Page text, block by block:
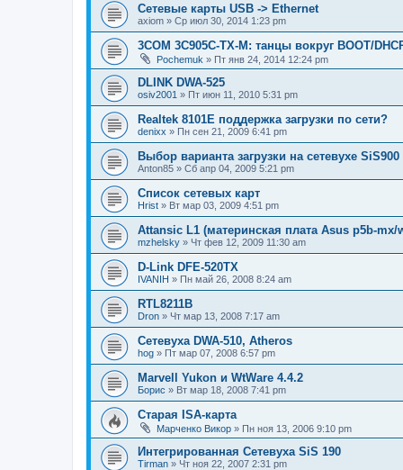
Cетевые карты USB -> Ethernet
axiom » Ср июл 30, 2014 1:23 pm
3COM 3C905C-TX-M: танцы вокруг BOOT/
Pochemuk » Пт янв 24, 2014 12:24 pm
DLINK DWA-525
osiv2001 » Пт июн 11, 2010 5:31 pm
Realtek 8101E поддержка загрузки по сети?
denixx » Пн сен 21, 2009 6:41 pm
Выбор варианта загрузки на сетевухе SiS900
Anton85 » Сб апр 04, 2009 5:21 pm
Список сетевых карт
Hrist » Вт мар 03, 2009 4:51 pm
Attansic L1 (материнская плата Asus p5b-mx/
mzhelsky » Чт фев 12, 2009 11:30 am
D-Link DFE-520TX
IVANIH » Пн май 26, 2008 8:24 am
RTL8211B
Dron » Чт мар 13, 2008 7:17 am
Сетевуха DWA-510, Atheros
hog » Пт мар 07, 2008 6:57 pm
Marvell Yukon и WtWare 4.4.2
Борис » Вт мар 18, 2008 7:41 pm
Старая ISA-карта
Марченко Викор » Пн ноя 13, 2006 9:10 pm
Интегрированная Сетевуха SiS 190
Tirman » Чт ноя 22, 2007 2:31 pm